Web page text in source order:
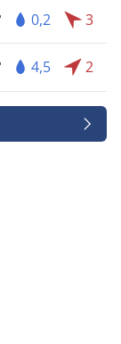
0,2 3
4,5 2